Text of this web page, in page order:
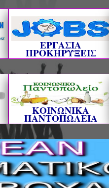
ΕΡΓΑΣΙΑ
ΠΡΟΚΗΡΥΞΕΙΣ
ΚΟΙΝΩΝΙΚΑ
ΠΑΝΤΟΠΩΛΕΙΑ